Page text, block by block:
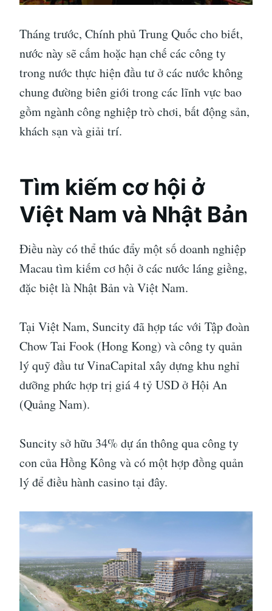
Tháng trước, Chính phủ Trung Quốc cho biết,
nước này sẽ cấm hoặc hạn chế các công ty
trong nước thực hiện đầu tư ở các nước không
chung đường biên giới trong các lĩnh vực bao
gồm ngành công nghiệp trò chơi, bất động sản,
khách sạn và giải trí.
Tìm kiếm cơ hội ở
Việt Nam và Nhật Bản
Điều này có thể thúc đẩy một số doanh nghiệp
Macau tìm kiếm cơ hội ở các nước láng giềng,
đặc biệt là Nhật Bản và Việt Nam.
Tại Việt Nam, Suncity đã hợp tác với Tập đoàn
Chow Tai Fook (Hong Kong) và công ty quản
lý quỹ đầu tư VinaCapital xây dựng khu nghỉ
dưỡng phức hợp trị giá 4 tỷ USD ở Hội An
(Quảng Nam).
Suncity sở hữu 34% dự án thông qua công ty
con của Hồng Kông và có một hợp đồng quản
lý để điều hành casino tại đây.